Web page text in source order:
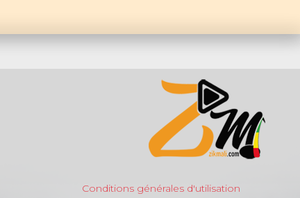
Conditions générales d'utilisation